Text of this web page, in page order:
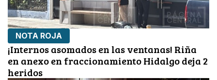
NOTA ROJA
¡Internos asomados en las ventanas! Riña
en anexo en fraccionamiento Hidalgo deja 2
heridos